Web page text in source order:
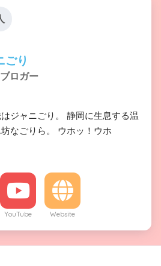
ごり
ロガー
はジャニごり。 静岡に生息する温
なごりら。 ウホッ！ウホ
YouTube Website